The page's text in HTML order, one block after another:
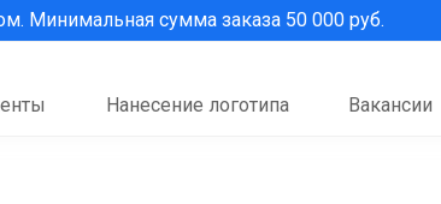
Вакансии
Нанесение логотипа
Минимальная сумма заказа 50 000 руб.